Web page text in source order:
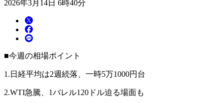
2026年3月14日 6時40分
■今週の相場ポイント
1.日経平均は2週続落、一時5万1000円台
2.WTI急騰、1バレル120ドル迫る場面も